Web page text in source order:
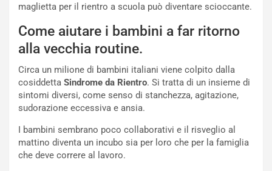
maglietta per il rientro a scuola può diventare scioccante.
Come aiutare i bambini a far ritorno
alla vecchia routine.
Circa un milione di bambini italiani viene colpito dalla
cosiddetta Sindrome da Rientro. Si tratta di un insieme di
sintomi diversi, come senso di stanchezza, agitazione,
sudorazione eccessiva e ansia.
I bambini sembrano poco collaborativi e il risveglio al
mattino diventa un incubo sia per loro che per la famiglia
che deve correre al lavoro.